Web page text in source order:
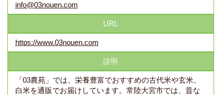
info@03nouen.com
URL
https://www.03nouen.com
説明
「03農苑」では、栄養豊富でおすすめの古代米や玄米、
白米を通販でお届けしています。常陸大宮市では、昔な